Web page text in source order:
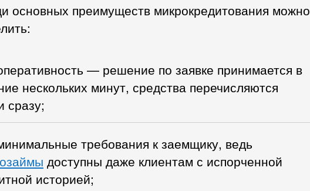
основных преимуществ микрокредитования можно
— решение по заявке принимается в
нескольких минут, средства перечисляются
сразу;
требования к заемщику, ведь
доступны даже клиентам с испорченной
историей;